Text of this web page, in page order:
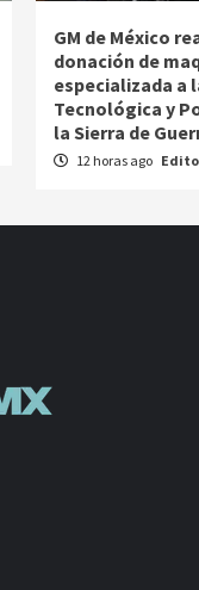
GM de México
donación de
especializada a
Tecnológica y
la Sierra de
12 horas ago